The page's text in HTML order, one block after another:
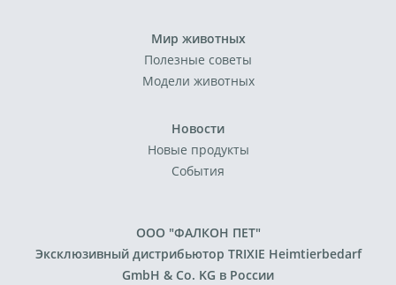
Мир животных
Полезные советы
Модели животных
Новости
Новые продукты
События
ООО "ФАЛКОН ПЕТ"
Эксклюзивный дистрибьютор TRIXIE Heimtierbedarf
GmbH & Co. KG в России